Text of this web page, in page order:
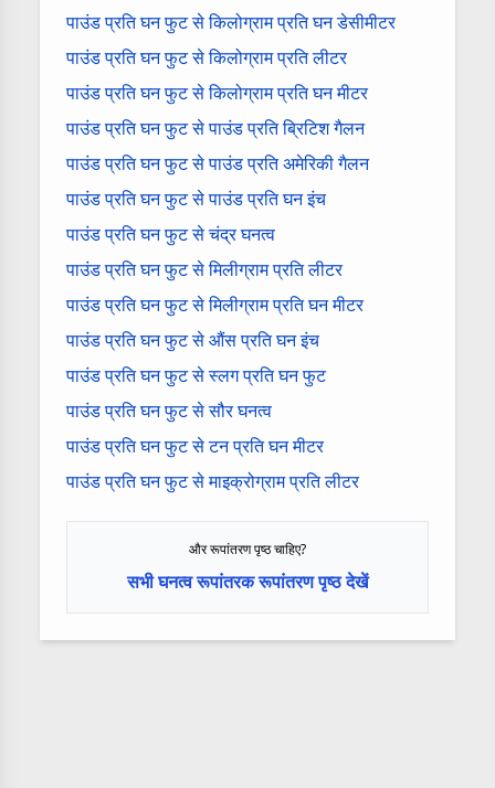
पाउंड प्रति घन फुट से किलोग्राम प्रति घन डेसीमीटर
पाउंड प्रति घन फुट से किलोग्राम प्रति लीटर
पाउंड प्रति घन फुट से किलोग्राम प्रति घन मीटर
पाउंड प्रति घन फुट से पाउंड प्रति ब्रिटिश गैलन
पाउंड प्रति घन फुट से पाउंड प्रति अमेरिकी गैलन
पाउंड प्रति घन फुट से पाउंड प्रति घन इंच
पाउंड प्रति घन फुट से चंद्र घनत्व
पाउंड प्रति घन फुट से मिलीग्राम प्रति लीटर
पाउंड प्रति घन फुट से मिलीग्राम प्रति घन मीटर
पाउंड प्रति घन फुट से औंस प्रति घन इंच
पाउंड प्रति घन फुट से स्लग प्रति घन फुट
पाउंड प्रति घन फुट से सौर घनत्व
पाउंड प्रति घन फुट से टन प्रति घन मीटर
पाउंड प्रति घन फुट से माइक्रोग्राम प्रति लीटर
और रूपांतरण पृष्ठ चाहिए?
सभी घनत्व रूपांतरक रूपांतरण पृष्ठ देखें